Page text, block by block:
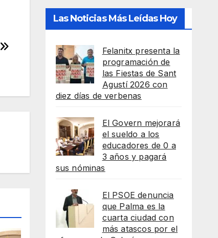
Las Noticias Más Leídas Hoy
Felanitx presenta la
programación de
las Fiestas de Sant
Agustí 2026 con
diez días de verbenas
El Govern mejorará
el sueldo a los
educadores de 0 a
3 años y pagará
sus nóminas
El PSOE denuncia
que Palma es la
cuarta ciudad con
más atascos por el